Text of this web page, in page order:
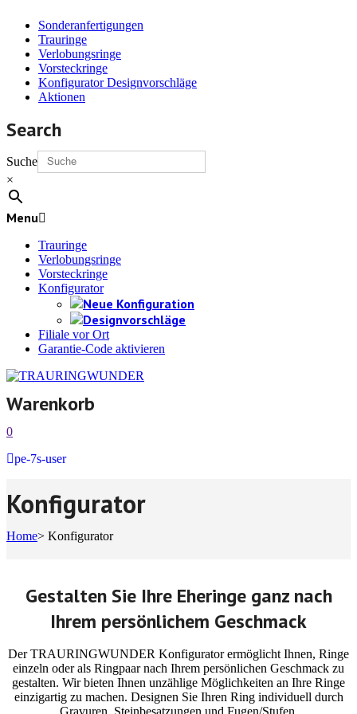
Sonderanfertigungen
Trauringe
Verlobungsringe
Vorsteckringe
Konfigurator Designvorschläge
Aktionen
Search
Suche
×
Menu
Trauringe
Verlobungsringe
Vorsteckringe
Konfigurator
Neue Konfiguration
Designvorschläge
Filiale vor Ort
Garantie-Code aktivieren
Warenkorb
0
pe-7s-user
Konfigurator
Home> Konfigurator
Gestalten Sie Ihre Eheringe ganz nach
Ihrem persönlichem Geschmack
Der TRAURINGWUNDER Konfigurator ermöglicht Ihnen, Ringe
einzeln oder als Ringpaar nach Ihrem persönlichen Geschmack zu
gestalten. Wir bieten Ihnen unzählige Möglichkeiten an Ihre Ringe
einzigartig zu machen. Designen Sie Ihren Ring individuell durch
Gravuren, Steinbesatzungen und Fugen/Stufen.